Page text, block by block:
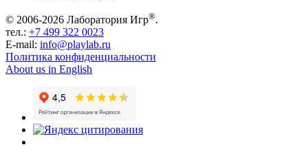
© 2006-2026 Лаборатория Игр®.
тел.: +7 499 322 0023
E-mail: info@playlab.ru
Политика конфиденциальности
About us in English